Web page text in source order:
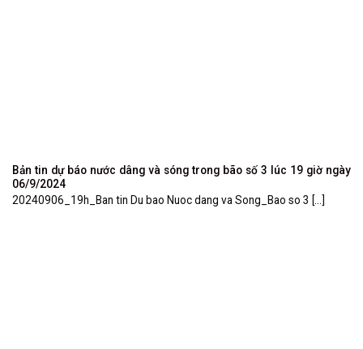
Bản tin dự báo nước dâng và sóng trong bão số 3 lúc 19 giờ ngày
06/9/2024
20240906_19h_Ban tin Du bao Nuoc dang va Song_Bao so 3 [...]